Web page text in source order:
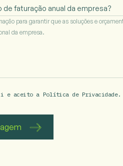
para garantir que as soluções e
da empresa.
e aceito a Política de Privacidade.